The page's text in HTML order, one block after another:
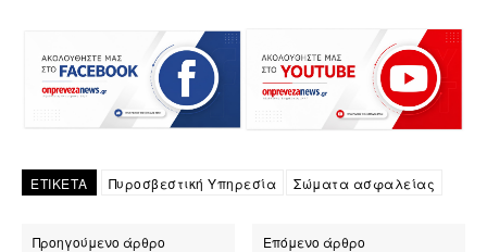
ΕΤΙΚΕΤΑ Πυροσβεστική Υπηρεσία Σώματα ασφαλείας
Προηγούμενο άρθρο Επόμενο άρθρο